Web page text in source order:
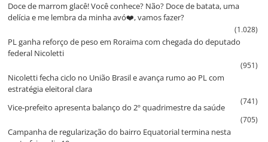
Doce de marrom glacê! Você conhece? Não? Doce de batata, uma
delícia e me lembra da minha avó❤️, vamos fazer?
(1.028)
PL ganha reforço de peso em Roraima com chegada do deputado
federal Nicoletti
(951)
Nicoletti fecha ciclo no União Brasil e avança rumo ao PL com
estratégia eleitoral clara
(741)
Vice‑prefeito apresenta balanço do 2º quadrimestre da saúde
(705)
Campanha de regularização do bairro Equatorial termina nesta